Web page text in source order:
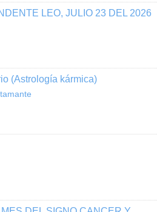
LEO, JULIO 23 DEL 2026
(Astrología kármica)